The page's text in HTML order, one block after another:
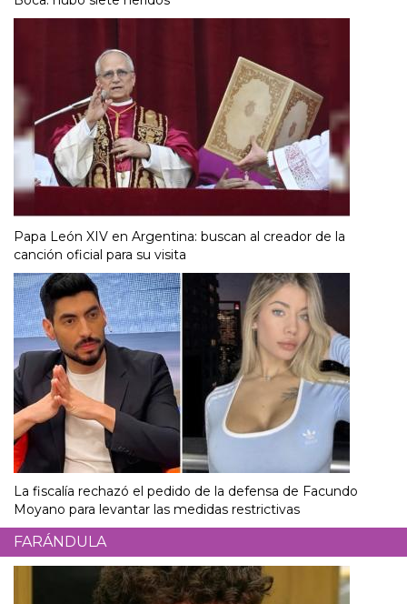
Papa León XIV en Argentina: buscan al creador de la
canción oficial para su visita
La fiscalía rechazó el pedido de la defensa de Facundo
Moyano para levantar las medidas restrictivas
FARÁNDULA